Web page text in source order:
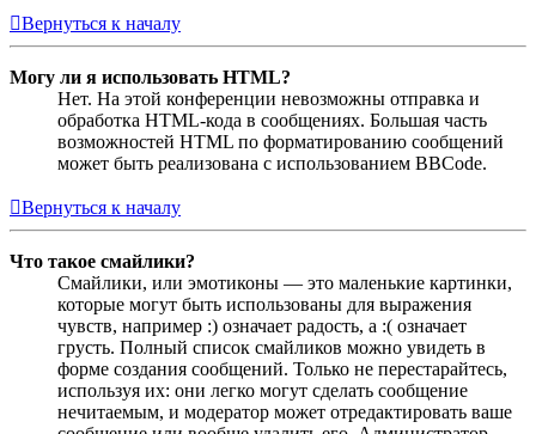
Вернуться к началу
Могу ли я использовать HTML?
Нет. На этой конференции невозможны отправка и
обработка HTML-кода в сообщениях. Большая часть
возможностей HTML по форматированию сообщений
может быть реализована с использованием BBCode.
Вернуться к началу
Что такое смайлики?
Смайлики, или эмотиконы — это маленькие картинки,
которые могут быть использованы для выражения
чувств, например :) означает радость, а :( означает
грусть. Полный список смайликов можно увидеть в
форме создания сообщений. Только не перестарайтесь,
используя их: они легко могут сделать сообщение
нечитаемым, и модератор может отредактировать ваше